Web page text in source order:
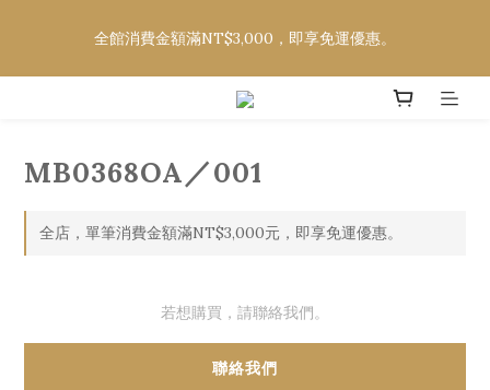
群平台詢問款式及價格
全館消費金額滿NT$3,000，即享免運優惠。
欲購買CELINE、DIOR、FENDI、LOEWE、MOSCOT，請至社
MB0368OA／001
全店，單筆消費金額滿NT$3,000元，即享免運優惠。
若想購買，請聯絡我們。
聯絡我們